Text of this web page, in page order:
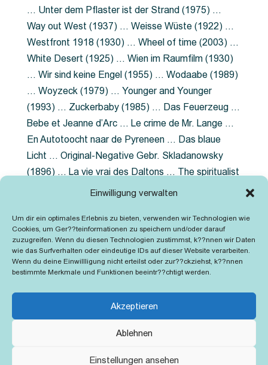
Einwilligung verwalten
Um dir ein optimales Erlebnis zu bieten, verwenden wir Technologien wie
Cookies, um Ger??teinformationen zu speichern und/oder darauf
zuzugreifen. Wenn du diesen Technologien zustimmst, k??nnen wir Daten
wie das Surfverhalten oder eindeutige IDs auf dieser Website verarbeiten.
Wenn du deine Einwillligung nicht erteilst oder zur??ckziehst, k??nnen
bestimmte Merkmale und Funktionen beeintr??chtigt werden.
Akzeptieren
Ablehnen
Einstellungen ansehen
… Unter dem Pflaster ist der Strand (1975) …
Way out West (1937) … Weisse Wüste (1922) …
Westfront 1918 (1930) … Wheel of time (2003) …
White Desert (1925) … Wien im Raumfilm (1930)
… Wir sind keine Engel (1955) … Wodaabe (1989)
… Woyzeck (1979) … Younger and Younger
(1993) … Zuckerbaby (1985) … Das Feuerzeug …
Bebe et Jeanne d’Arc … Le crime de Mr. Lange …
En Autotoocht naar de Pyreneen … Das blaue
Licht … Original-Negative Gebr. Skladanowsky
(1896) … La vie vrai des Daltons … The spiritualist
photographer … Feuer im Fjord … The Song of the
Grubenlampe … Tolstoy … Grün ist die Heide …
Lady Hamilton … Mütter verzaget nicht …
Ruttmann Werbefilme